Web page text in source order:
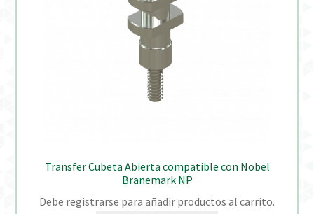
Transfer Cubeta Abierta compatible con Nobel
Branemark NP
Debe registrarse para añadir productos al carrito.